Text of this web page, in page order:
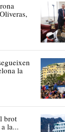
la
brot
la...